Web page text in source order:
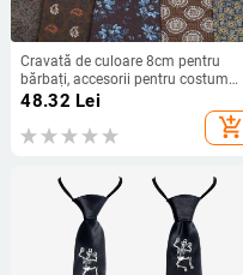
Cravată de culoare 8cm pentru
bărbați, accesorii pentru costum
retro de afaceri, nuntă, gazdă de
radiodifuziune, purtare zilnică,
rochie de lucru, guler
48.32 Lei
add_shopping_cart